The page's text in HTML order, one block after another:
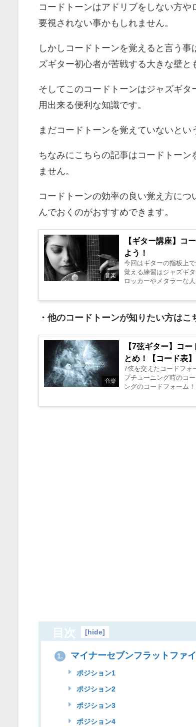
コードトーンはアドリブをしない方
要視されない事かもしれません。
しかしコードトーンを覚えると言う
ズギター初心者が苦戦する大きな壁と
そしてこのコードトーンはジャズギ
用出来る便利な知識です。
まだコードトーンを覚えていないと
ちなみにこちらの記事はコードトー
ません。
コードトーンの効率の良い覚え方に
んでおくのがおすすめできます。
音楽
【ギター講座】コ
よう！
今回はギターの指板上
覚える練習はジャズギ
ロッカーやメタラーな
・他のコードトーンが知りたい方はこ
音楽
【7弦ギター】コ
とめ！【コード表】
7弦を交えたコードフォ
プチューニング時のコ
ングのコードフォーム
目次 [ hide]
1. マイナーセブンフラットファ
ポジション1
ポジション2
ポジション3
ポジション4